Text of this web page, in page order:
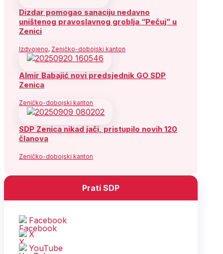
Dizdar pomogao sanaciju nedavno
uništenog pravoslavnog groblja “Pečuj” u
Zenici
Izdvojeno, Zeničko-dobojski kanton
Almir Babajić novi predsjednik GO SDP
Zenica
Zeničko-dobojski kanton
SDP Zenica nikad jači, pristupilo novih 120
članova
Zeničko-dobojski kanton
Prati SDP
Facebook
X
YouTube